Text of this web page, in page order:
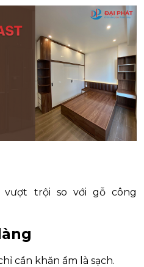
vượt trội so với gỗ công
cần khăn ẩm là sạch.